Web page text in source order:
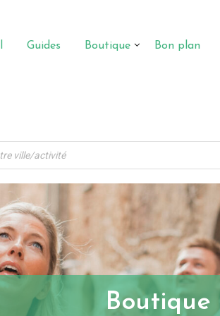
Guides Boutique Bon plan
Boutique